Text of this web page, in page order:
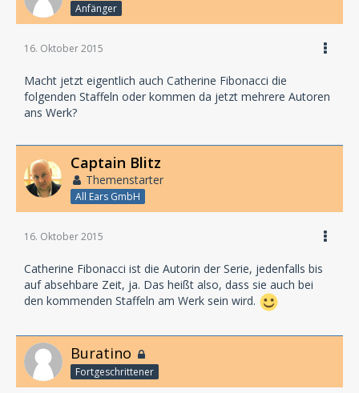
Anfänger
16. Oktober 2015
Macht jetzt eigentlich auch Catherine Fibonacci die
folgenden Staffeln oder kommen da jetzt mehrere Autoren
ans Werk?
Captain Blitz
Themenstarter
All Ears GmbH
16. Oktober 2015
Catherine Fibonacci ist die Autorin der Serie, jedenfalls bis
auf absehbare Zeit, ja. Das heißt also, dass sie auch bei
den kommenden Staffeln am Werk sein wird.
Buratino
Fortgeschrittener